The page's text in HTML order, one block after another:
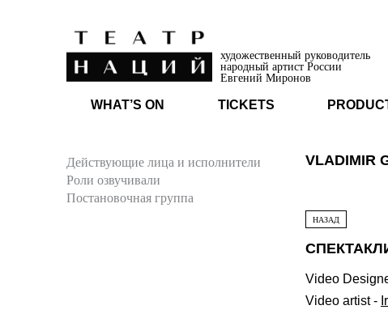
художественный руководитель
народный артист России
Евгений Миронов
WHAT’S ON TICKETS
Действующие лица и исполнители
Роли озвучивали
Постановочная группа
VLADIMIR
НАЗАД
Video
Video artist-